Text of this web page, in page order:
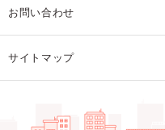
お問い合わせ
サイトマップ